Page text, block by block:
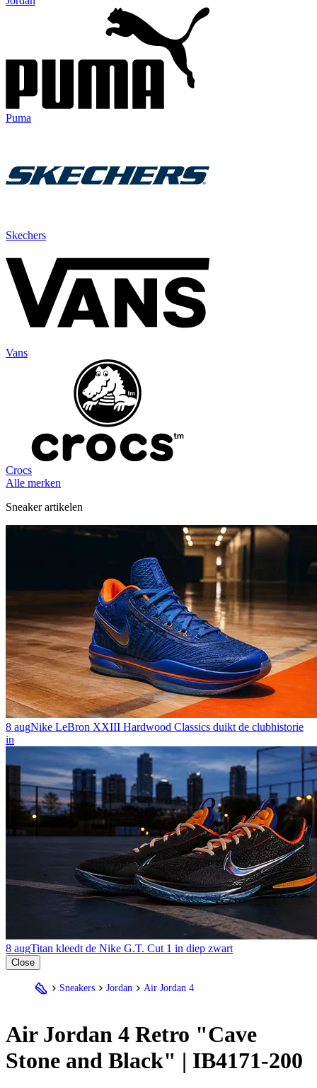
Puma
Skechers
Vans
Crocs
Alle merken
Sneaker artikelen
8 augNike LeBron XXIII Hardwood Classics duikt de clubhistorie
in
8 augTitan kleedt de Nike G.T. Cut 1 in diep zwart
Close
Sneakers Jordan Air Jordan 4
Air Jordan 4 Retro "Cave
Stone and Black" | IB4171-200